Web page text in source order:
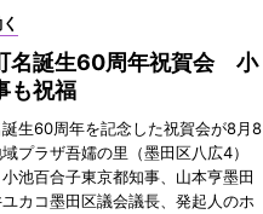
名誕生60周年祝賀会 小
も祝福
誕生60周年を記念した祝賀会が8月8
プラザ吾嬬の里（墨田区八広4）
池百合子東京都知事、山本亨墨田
カコ墨田区議会議長、発起人のホ